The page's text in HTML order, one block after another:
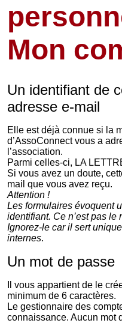
Mon
Un identifiant
adresse e-mail
Elle est déjà connue si la
d’AssoConnect vous a
l’association.
Parmi celles-ci, LA
Si vous avez un doute,
mail que vous avez reçu.
Attention !
Les formulaires évoquent
identifiant. Ce n’est pas le
Ignorez-le car il sert
internes.
Un mot de passe
Il vous appartient de le
minimum de 6 caractères.
Le gestionnaire des
connaissance. Aucun mot